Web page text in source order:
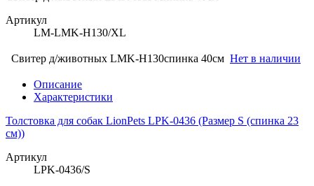
Артикул
LM-LMK-H130/XL
Свитер д/животных LMK-H130спинка 40см Нет в наличии
Описание
Характеристики
Толстовка для собак LionPets LPK-0436 (Размер S (спинка 23
см))
Артикул
LPK-0436/S